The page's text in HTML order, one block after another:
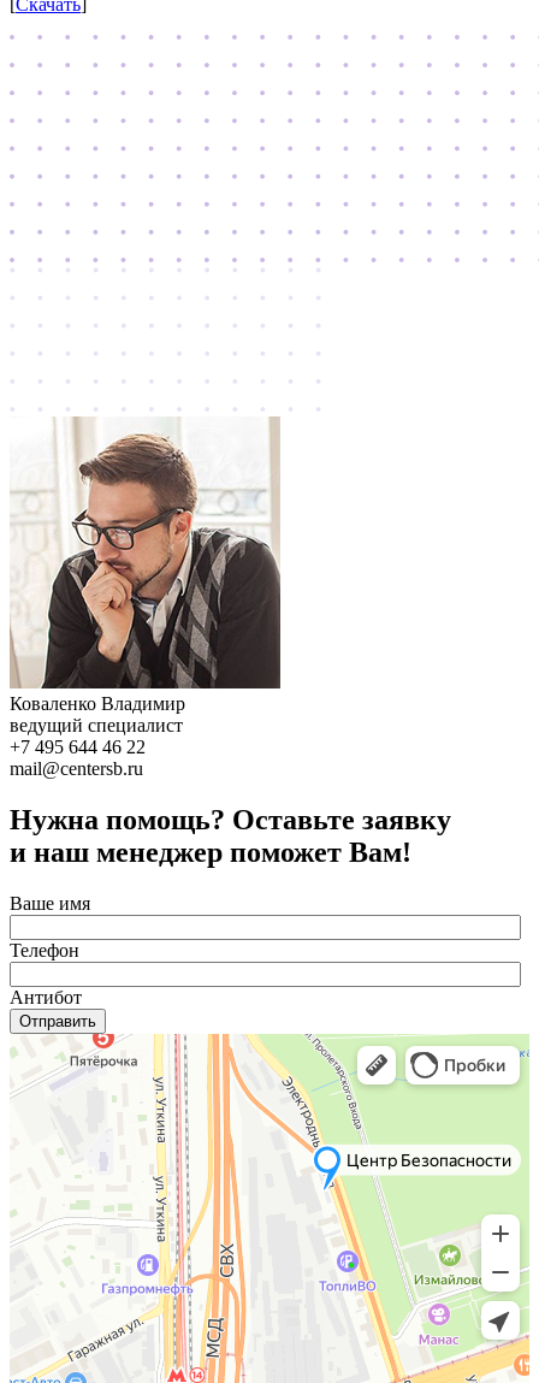
Скачать
Коваленко Владимир
ведущий специалист
+7 495 644 46 22
mail@centersb.ru
Нужна помощь? Оставьте заявку
и наш менеджер поможет Вам!
Ваше имя
Телефон
Антибот
Отправить